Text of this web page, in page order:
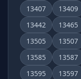
13407
13409
13442
13465
13505
13507
13585
13587
13595
13597